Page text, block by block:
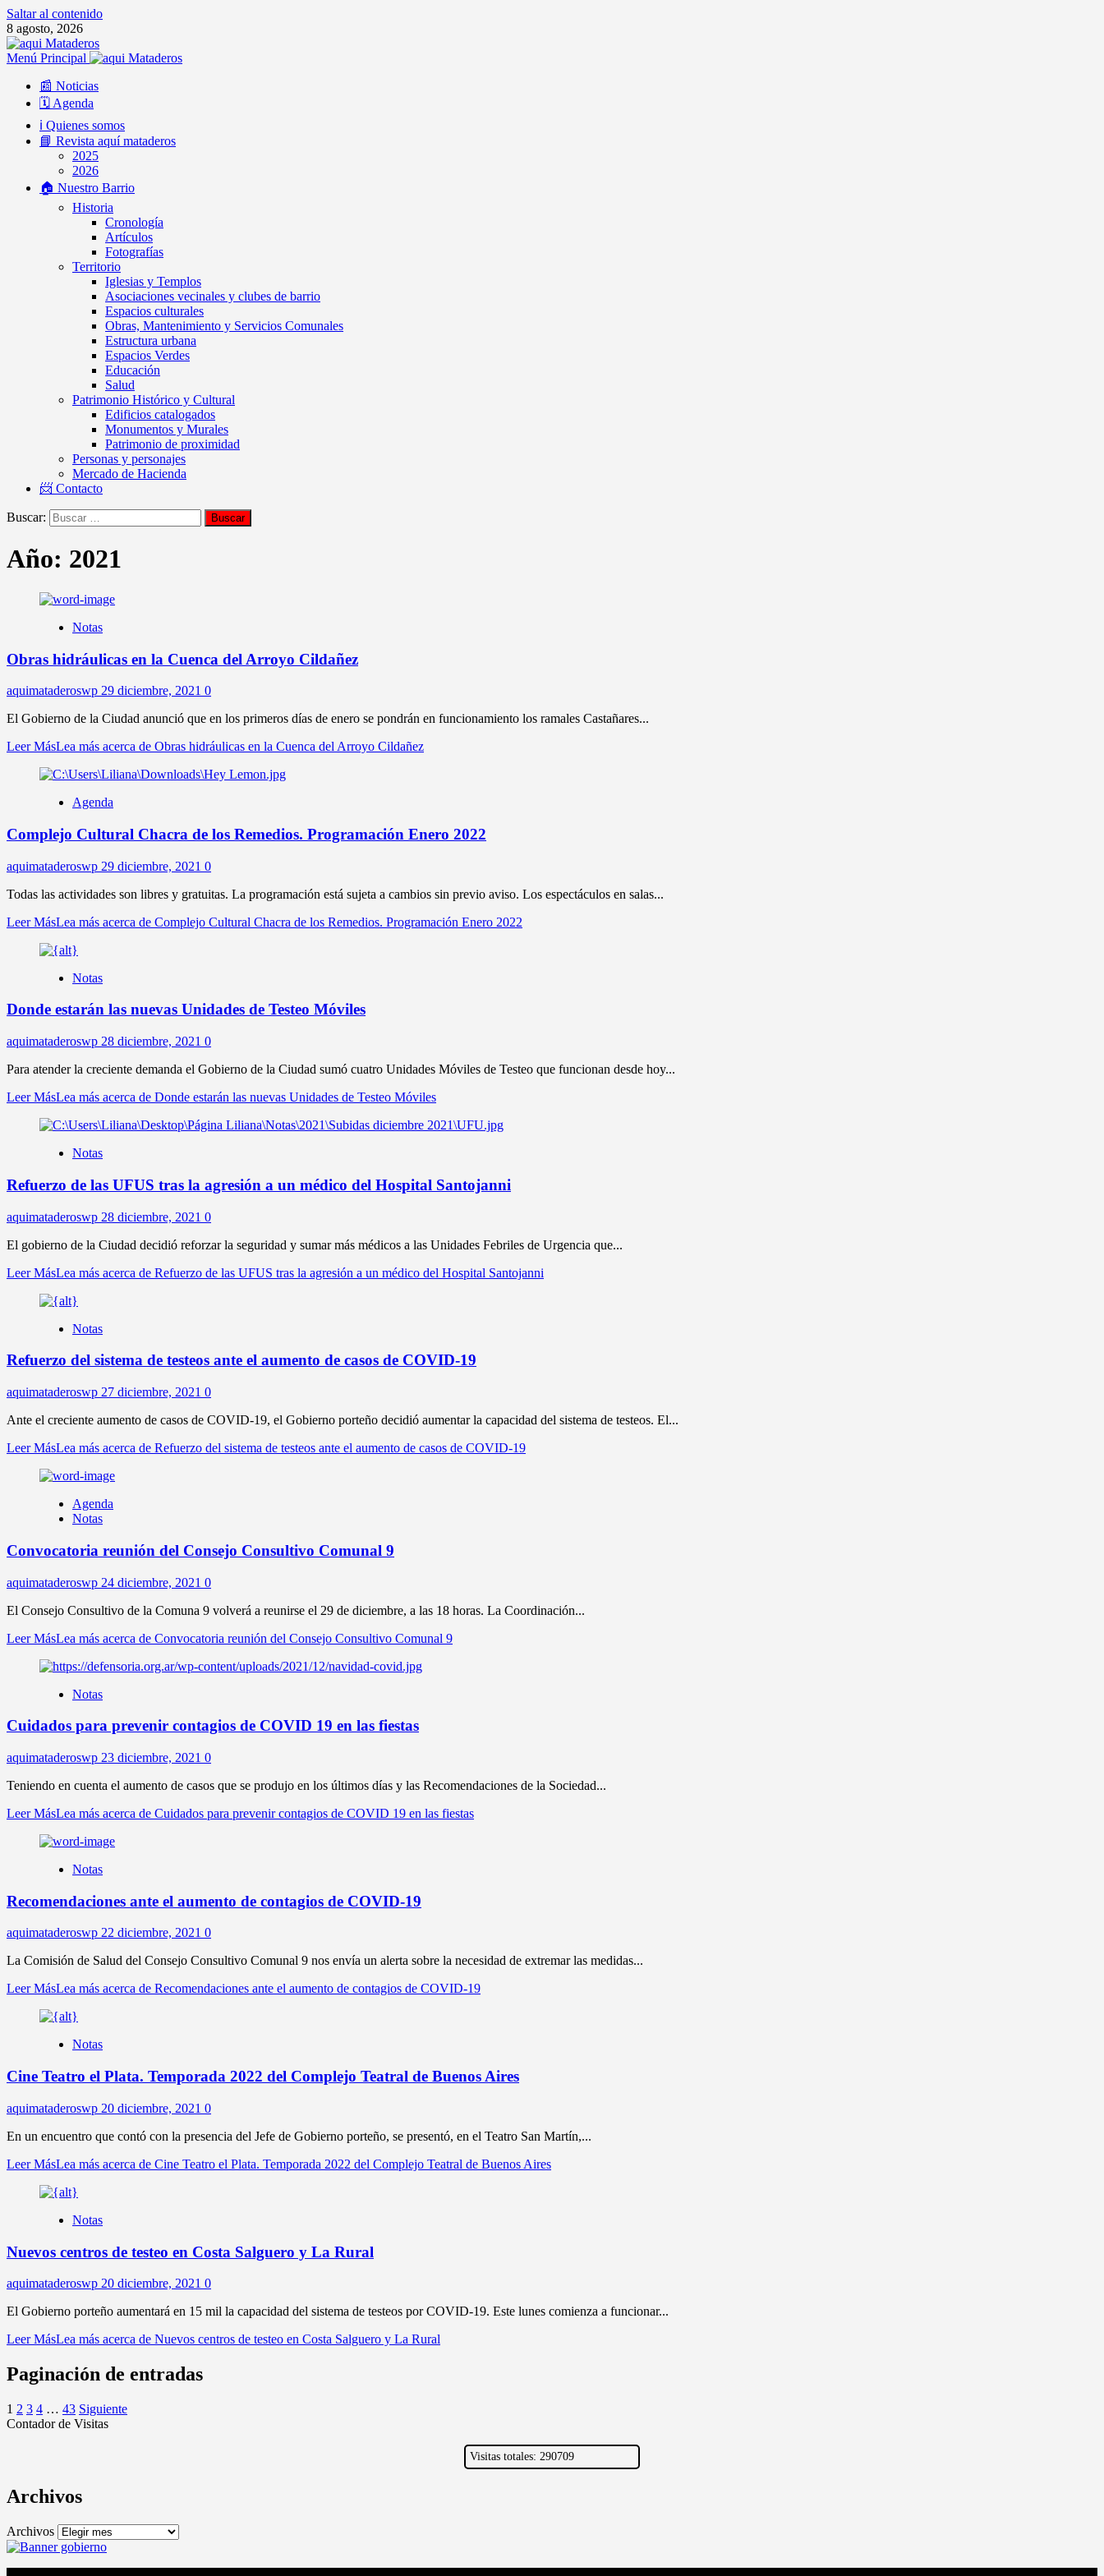
Saltar al contenido
8 agosto, 2026
Menú Principal
📰 Noticias
🗓️ Agenda
ℹ️ Quienes somos
📘 Revista aquí mataderos
2025
2026
🏠 Nuestro Barrio
Historia
Cronología
Artículos
Fotografías
Territorio
Iglesias y Templos
Asociaciones vecinales y clubes de barrio
Espacios culturales
Obras, Mantenimiento y Servicios Comunales
Estructura urbana
Espacios Verdes
Educación
Salud
Patrimonio Histórico y Cultural
Edificios catalogados
Monumentos y Murales
Patrimonio de proximidad
Personas y personajes
Mercado de Hacienda
📨 Contacto
Buscar:
Año: 2021
Notas
Obras hidráulicas en la Cuenca del Arroyo Cildañez
aquimataderoswp 29 diciembre, 2021 0
El Gobierno de la Ciudad anunció que en los primeros días de enero se pondrán en funcionamiento los ramales Castañares...
Leer MásLea más acerca de Obras hidráulicas en la Cuenca del Arroyo Cildañez
Agenda
Complejo Cultural Chacra de los Remedios. Programación Enero 2022
aquimataderoswp 29 diciembre, 2021 0
Todas las actividades son libres y gratuitas. La programación está sujeta a cambios sin previo aviso. Los espectáculos en salas...
Leer MásLea más acerca de Complejo Cultural Chacra de los Remedios. Programación Enero 2022
Notas
Donde estarán las nuevas Unidades de Testeo Móviles
aquimataderoswp 28 diciembre, 2021 0
Para atender la creciente demanda el Gobierno de la Ciudad sumó cuatro Unidades Móviles de Testeo que funcionan desde hoy...
Leer MásLea más acerca de Donde estarán las nuevas Unidades de Testeo Móviles
Notas
Refuerzo de las UFUS tras la agresión a un médico del Hospital Santojanni
aquimataderoswp 28 diciembre, 2021 0
El gobierno de la Ciudad decidió reforzar la seguridad y sumar más médicos a las Unidades Febriles de Urgencia que...
Leer MásLea más acerca de Refuerzo de las UFUS tras la agresión a un médico del Hospital Santojanni
Notas
Refuerzo del sistema de testeos ante el aumento de casos de COVID-19
aquimataderoswp 27 diciembre, 2021 0
Ante el creciente aumento de casos de COVID-19, el Gobierno porteño decidió aumentar la capacidad del sistema de testeos. El...
Leer MásLea más acerca de Refuerzo del sistema de testeos ante el aumento de casos de COVID-19
Agenda
Notas
Convocatoria reunión del Consejo Consultivo Comunal 9
aquimataderoswp 24 diciembre, 2021 0
El Consejo Consultivo de la Comuna 9 volverá a reunirse el 29 de diciembre, a las 18 horas. La Coordinación...
Leer MásLea más acerca de Convocatoria reunión del Consejo Consultivo Comunal 9
Notas
Cuidados para prevenir contagios de COVID 19 en las fiestas
aquimataderoswp 23 diciembre, 2021 0
Teniendo en cuenta el aumento de casos que se produjo en los últimos días y las Recomendaciones de la Sociedad...
Leer MásLea más acerca de Cuidados para prevenir contagios de COVID 19 en las fiestas
Notas
Recomendaciones ante el aumento de contagios de COVID-19
aquimataderoswp 22 diciembre, 2021 0
La Comisión de Salud del Consejo Consultivo Comunal 9 nos envía un alerta sobre la necesidad de extremar las medidas...
Leer MásLea más acerca de Recomendaciones ante el aumento de contagios de COVID-19
Notas
Cine Teatro el Plata. Temporada 2022 del Complejo Teatral de Buenos Aires
aquimataderoswp 20 diciembre, 2021 0
En un encuentro que contó con la presencia del Jefe de Gobierno porteño, se presentó, en el Teatro San Martín,...
Leer MásLea más acerca de Cine Teatro el Plata. Temporada 2022 del Complejo Teatral de Buenos Aires
Notas
Nuevos centros de testeo en Costa Salguero y La Rural
aquimataderoswp 20 diciembre, 2021 0
El Gobierno porteño aumentará en 15 mil la capacidad del sistema de testeos por COVID-19. Este lunes comienza a funcionar...
Leer MásLea más acerca de Nuevos centros de testeo en Costa Salguero y La Rural
Paginación de entradas
1 2 3 4 … 43 Siguiente
Contador de Visitas
Visitas totales: 290709
Archivos
Archivos